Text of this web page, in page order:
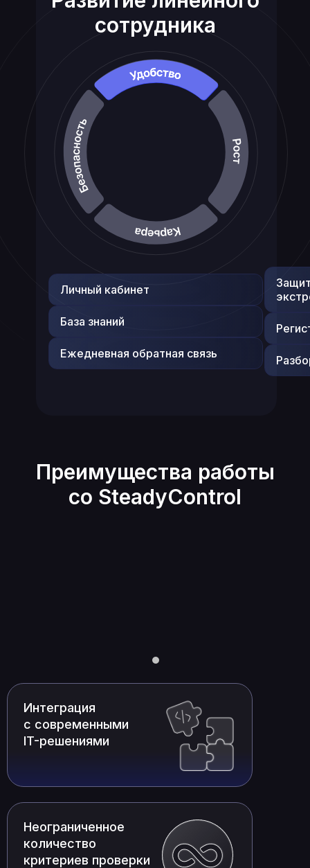
сотрудника
Личный кабинет
База знаний
Ежедневная обратная связь
Преимущества работы
со SteadyControl
Интеграция
с современными
IT-решениями
Неограниченное
количество
критериев проверки